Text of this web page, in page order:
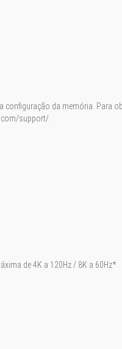
configuração da memória. Para
support/.
de 4K a 120Hz / 8K a 60Hz*